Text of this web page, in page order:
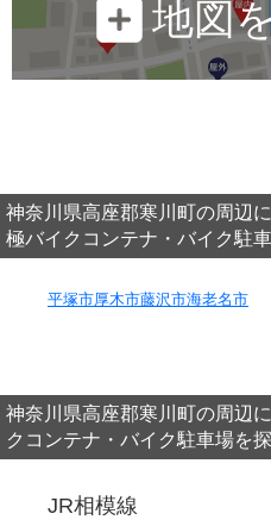
地図
神奈川県高座郡寒川町の周辺
極バイクコンテナ・バイク駐
平塚市厚木市藤沢市海老名市
神奈川県高座郡寒川町の周辺
クコンテナ・バイク駐車場を
JR相模線